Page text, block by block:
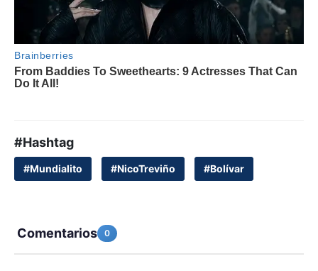
#Hashtag
#Mundialito #NicoTreviño #Bolívar
Comentarios 0